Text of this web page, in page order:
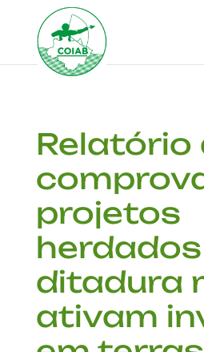
Relatório
projetos
ditadura
ativam